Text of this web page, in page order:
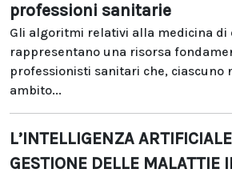
professioni sanitarie
Gli algoritmi relativi alla medicina di
rappresentano una risorsa
professionisti sanitari che, ciascuno
ambito...
L’INTELLIGENZA
GESTIONE DELLE MALATTIE